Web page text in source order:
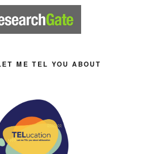
ME TEL YOU ABOUT